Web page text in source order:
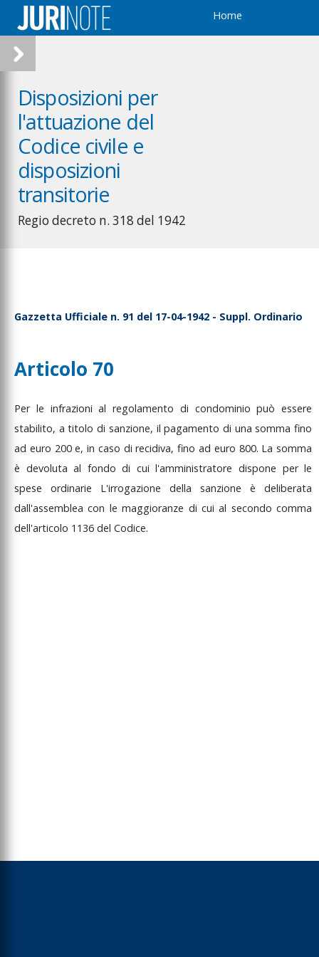
Home
Disposizioni per
l'attuazione del
Codice civile e
disposizioni
transitorie
Regio decreto n. 318 del 1942
Gazzetta Ufficiale n. 91 del 17-04-1942 - Suppl. Ordinario
Articolo 70
Per le infrazionial regolamento di condominiopuò essere
stabilito, atitolodi sanzione, ilpagamento di unasommafino
ad euro 200e,in caso direcidiva,finoad euro 800. Lasomma
è devolutaal fondodi cuil'amministratore dispone perle
spese ordinarie L'irrogazione della sanzione è deliberata
dall'assembleacon lemaggioranze di cuial secondo comma
dell'articolo 1136 del Codice.